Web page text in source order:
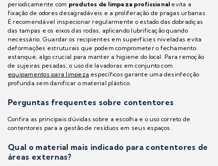
periodicamente com produtos de limpeza profissional evita a
fixação de odores desagradáveis e a proliferação de pragas urbanas.
É recomendável inspecionar regularmente o estado das dobradiças
das tampas e os eixos das rodas, aplicando lubrificação quando
necessário. Guardar os recipientes em superfícies niveladas evita
deformações estruturais que podem comprometer o fechamento
estanque, algo crucial para manter a higiene do local. Para remoção
de sujeiras pesadas, o uso de lavadoras em conjunto com
equipamentos para limpeza específicos garante uma desinfecção
profunda sem danificar o material plástico.
Perguntas frequentes sobre contentores
Confira as principais dúvidas sobre a escolha e o uso correto de
contentores para a gestão de resíduos em seus espaços.
Qual o material mais indicado para contentores de
áreas externas?